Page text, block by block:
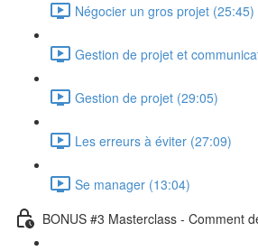
Négocier un gros projet (25:45)
Gestion de projet et
Gestion de projet (29:05)
Les erreurs à éviter (27:09)
Se manager (13:04)
BONUS #3 Masterclass - Comment